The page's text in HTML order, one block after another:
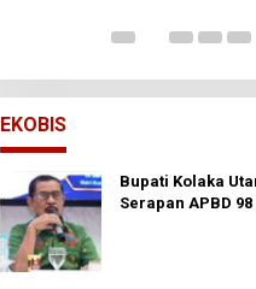
EKOBIS
Bupati Kolaka
Serapan APBD